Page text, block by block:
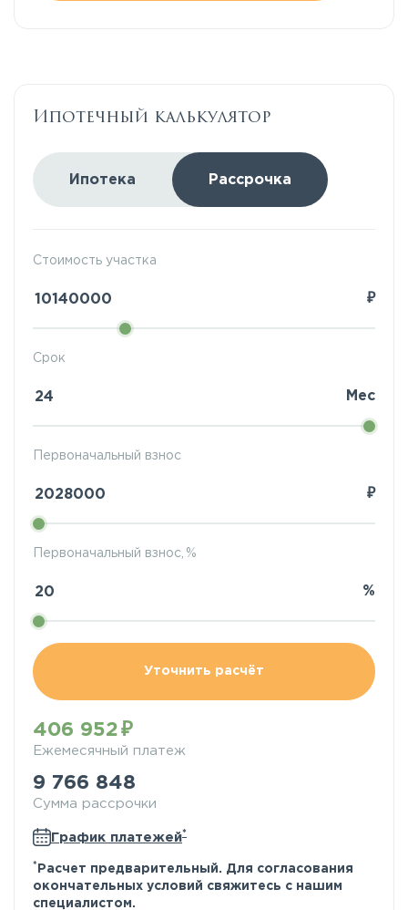
Ипотечный калькулятор
Ипотека Рассрочка
Стоимость участка
₽
Первоначальный взнос
₽
Срок
Мес
Первоначальный взнос, %
%
Уточнить расчёт
406 952
Ежемесячный платеж
9 766 848
Сумма рассрочки
График платежей*
* Расчет предварительный. Для согласования
окончательных условий свяжитесь с нашим
специалистом.